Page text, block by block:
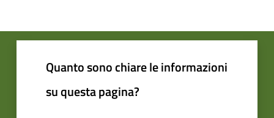
Quanto sono chiare le informazioni
su questa pagina?